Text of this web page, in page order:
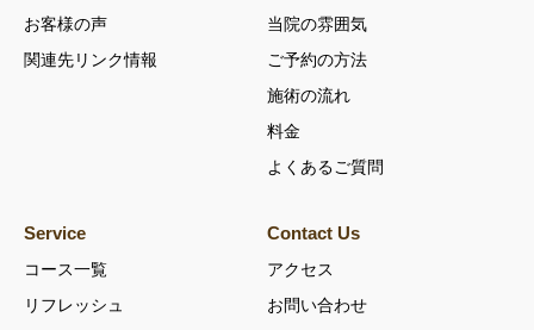
お客様の声
関連先リンク情報
当院の雰囲気
ご予約の方法
施術の流れ
料金
よくあるご質問
Service
コース一覧
リフレッシュ
Contact Us
アクセス
お問い合わせ